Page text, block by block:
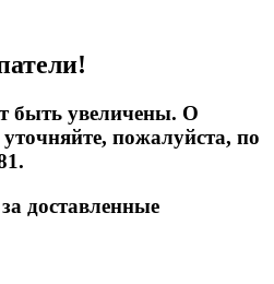
быть увеличены. О
пожалуйста, по
доставленные